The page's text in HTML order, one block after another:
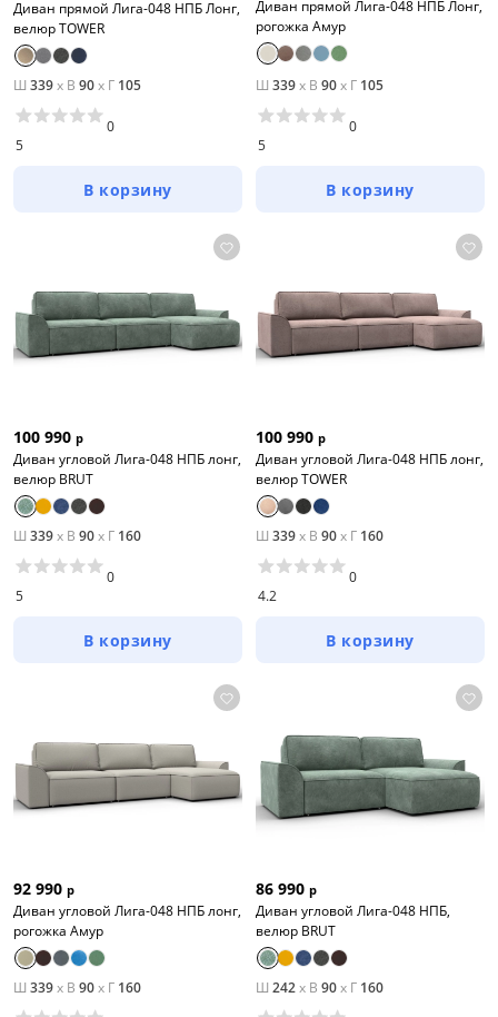
Диван прямой Лига-048 НПБ Лонг,
велюр TOWER
Ш 339x В 90x Г 105
5
0
В корзину
Диван прямой Лига-048 НПБ Лонг,
рогожка Амур
Ш 339x В 90x Г 105
5
0
В корзину
100 990 р
Диван угловой Лига-048 НПБ лонг,
велюр BRUT
Ш 339x В 90x Г 160
5
0
В корзину
100 990 р
Диван угловой Лига-048 НПБ лонг,
велюр TOWER
Ш 339x В 90x Г 160
4.2
0
В корзину
92 990 р
Диван угловой Лига-048 НПБ лонг,
рогожка Амур
Ш 339x В 90x Г 160
86 990 р
Диван угловой Лига-048 НПБ,
велюр BRUT
Ш 242x В 90x Г 160